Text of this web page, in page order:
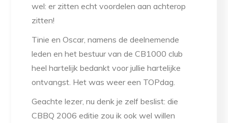
wel: er zitten echt voordelen aan achterop
zitten!
Tinie en Oscar, namens de deelnemende
leden en het bestuur van de CB1000 club
heel hartelijk bedankt voor jullie hartelijke
ontvangst. Het was weer een TOPdag.
Geachte lezer, nu denk je zelf beslist: die
CBBQ 2006 editie zou ik ook wel willen